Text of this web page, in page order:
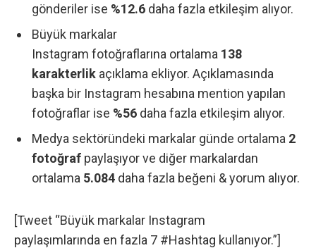
gönderiler ise %12.6 daha fazla etkileşim alıyor.
Büyük markalar
Instagram fotoğraflarına ortalama 138
karakterlik açıklama ekliyor. Açıklamasında
başka bir Instagram hesabına mention yapılan
fotoğraflar ise %56 daha fazla etkileşim alıyor.
Medya sektöründeki markalar günde ortalama 2
fotoğraf paylaşıyor ve diğer markalardan
ortalama 5.084 daha fazla beğeni & yorum alıyor.
[Tweet “Büyük markalar Instagram
paylaşımlarında en fazla 7 #Hashtag kullanıyor.”]